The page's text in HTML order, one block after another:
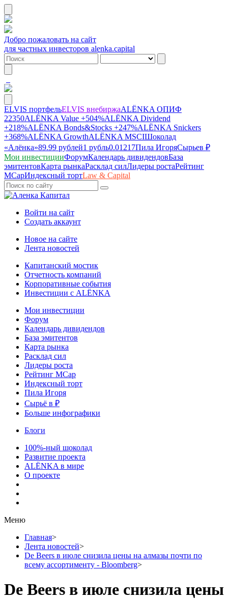
Добро пожаловать на сайт
для частных инвесторов alenka.capital
ELVIS портфельELVIS внебиржаALЁNKA ОПИФ
22350ALЁNKA Value +504%ALЁNKA Dividend
+218%ALЁNKA Bonds&Stocks +247%ALЁNKA Snickers
+368%ALЁNKA GrowthALЁNKA MSCIШоколад
«Алёнка»89.99 рублей1 рубль0.01217Пила ИгоряСырьев ₽
Мои инвестицииФорумКалендарь дивидендовБаза
эмитентовКарта рынкаРасклад силЛидеры ростаРейтинг
MCapИндексный тортLaw & Capital
Войти на сайт
Создать аккаунт
Новое на сайте
Лента новостей
Капитанский мостик
Отчетность компаний
Корпоративные события
Инвестиции с ALЁNKA
Мои инвестиции
Форум
Календарь дивидендов
База эмитентов
Карта рынка
Расклад сил
Лидеры роста
Рейтинг MCap
Индексный торт
Пила Игоря
Сырьё в ₽
Больше инфографики
Блоги
100%-ный шоколад
Развитие проекта
ALЁNKA в мире
О проекте
Меню
Главная>
Лента новостей>
De Beers в июле снизила цены на алмазы почти по
всему ассортименту - Bloomberg>
De Beers в июле снизила цены